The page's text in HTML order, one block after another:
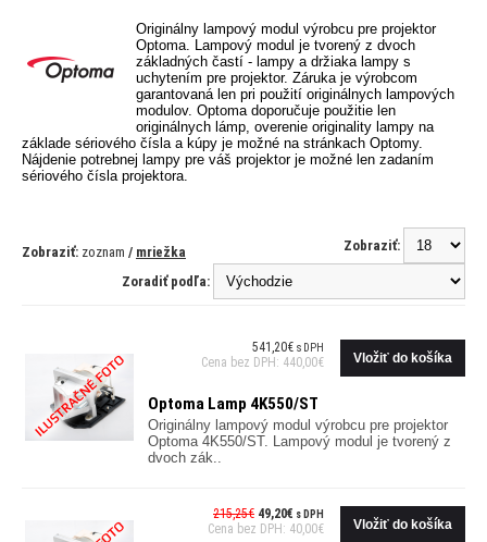
Originálny lampový modul výrobcu pre projektor
Optoma. Lampový modul je tvorený z dvoch
základných častí - lampy a držiaka lampy s
uchytením pre projektor. Záruka je výrobcom
garantovaná len pri použití originálnych lampových
modulov. Optoma doporučuje použitie len
originálnych lámp, overenie originality lampy na
základe sériového čísla a kúpy je možné na stránkach Optomy.
Nájdenie potrebnej lampy pre váš projektor je možné len zadaním
sériového čísla projektora.
Zobraziť: zoznam / mriežka Zobraziť:
Zoradiť podľa:
541,20€ s DPH
Cena bez DPH: 440,00€
Optoma Lamp 4K550/ST
Originálny lampový modul výrobcu pre projektor
Optoma 4K550/ST. Lampový modul je tvorený z
dvoch zák..
215,25€ 49,20€ s DPH
Cena bez DPH: 40,00€